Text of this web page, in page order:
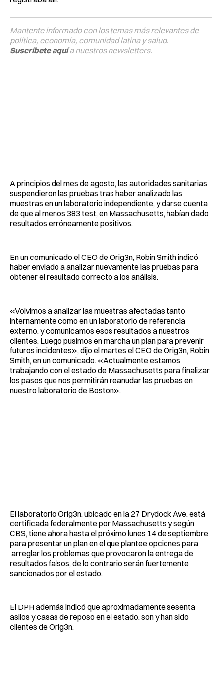
Mantente informado con los temas más relevantes de
política, economía, comunidad latina y salud.
Suscríbete aquía nuestros newsletters.
A principios del mes de agosto, las autoridades sanitarias
suspendieron las pruebas tras haber analizado las
muestras en un laboratorio independiente, y darse cuenta
de que al menos 383 test, en Massachusetts, habían dado
resultados erróneamente positivos.
En un comunicado el CEO de Orig3n, Robin Smith indicó
haber enviado a analizar nuevamente las pruebas para
obtener el resultado correcto a los análisis.
«Volvimos a analizar las muestras afectadas tanto
internamente como en un laboratorio de referencia
externo, y comunicamos esos resultados a nuestros
clientes. Luego pusimos en marcha un plan para prevenir
futuros incidentes», dijo el martes el CEO de Orig3n, Robin
Smith, en un comunicado. «Actualmente estamos
trabajando con el estado de Massachusetts para finalizar
los pasos que nos permitirán reanudar las pruebas en
nuestro laboratorio de Boston».
El laboratorio Orig3n, ubicado en la 27 Drydock Ave. está
certificada federalmente por Massachusetts y según
CBS, tiene ahora hasta el próximo lunes 14 de septiembre
para presentar un plan en el que plantee opciones para
arreglar los problemas que provocaron la entrega de
resultados falsos, de lo contrario serán fuertemente
sancionados por el estado.
El DPH además indicó que aproximadamente sesenta
asilos y casas de reposo en el estado, son y han sido
clientes de Orig3n.